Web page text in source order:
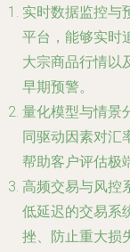
实时数据监控与
平台，能够实时
大宗商品行情以
早期预警。
量化模型与情景
同驱动因素对汇
帮助客户评估极
高频交易与风控
低延迟的交易系
挫、防止重大损